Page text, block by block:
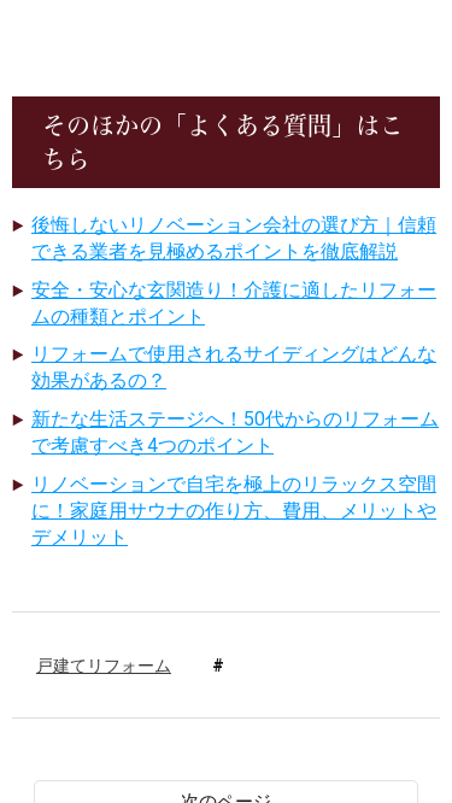
そのほかの「よくある質問」はこ
ちら
後悔しないリノベーション会社の選び方｜信頼
できる業者を見極めるポイントを徹底解説
安全・安心な玄関造り！介護に適したリフォー
ムの種類とポイント
リフォームで使用されるサイディングはどんな
効果があるの？
新たな生活ステージへ！50代からのリフォーム
で考慮すべき4つのポイント
リノベーションで自宅を極上のリラックス空間
に！家庭用サウナの作り方、費用、メリットや
デメリット
戸建てリフォーム